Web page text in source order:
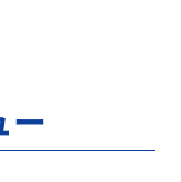
ー